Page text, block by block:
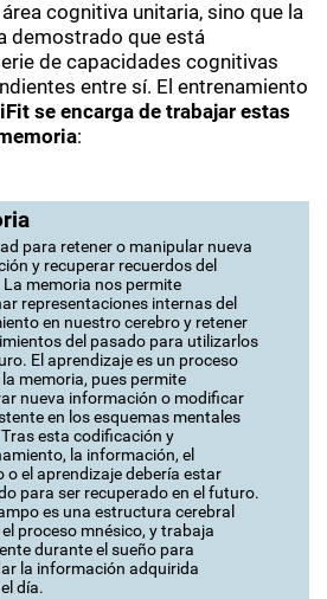
cognitiva unitaria, sino que la
demostrado que está
de capacidades cognitivas
entre sí. El entrenamiento
se encarga de trabajar estas
:
para retener o manipular nueva
y recuperar recuerdos del
memoria nos permite
representaciones internas del
en nuestro cerebro y retener
del pasado para utilizarlos
El aprendizaje es un proceso
la memoria, pues permite
nueva información o modificar
en los esquemas mentales
esta codificación y
la información, el
o el aprendizaje debería estar
para ser recuperado en el futuro.
es una estructura cerebral
el proceso mnésico, y trabaja
durante el sueño para
la información adquirida
día.